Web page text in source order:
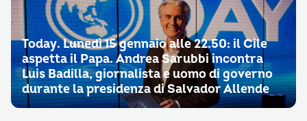
Today. Lunedì 15 gennaio alle 22.50: il Cile
aspetta il Papa. Andrea Sarubbi incontra
Luis Badilla, giornalista e uomo di governo
durante la presidenza di Salvador Allende